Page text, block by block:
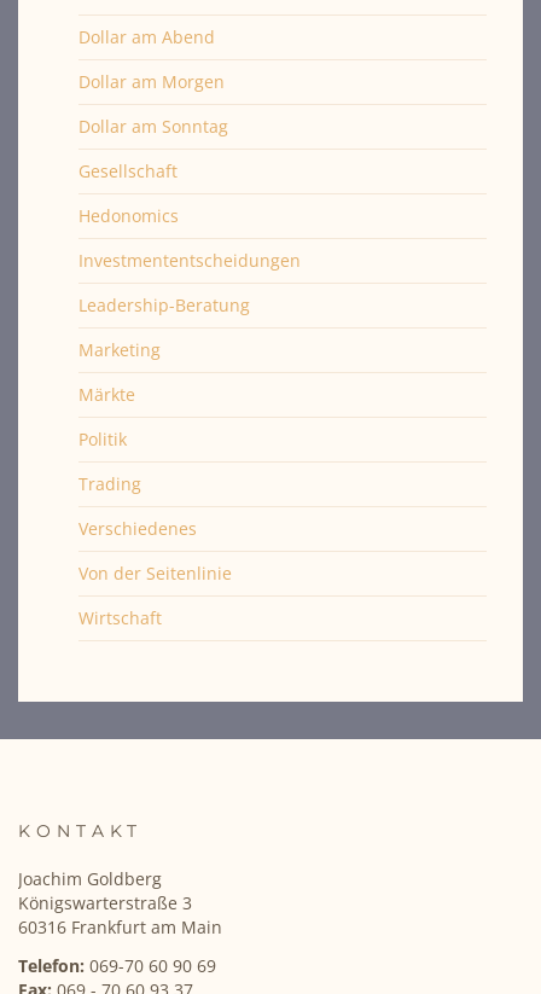
Dollar am Abend
Dollar am Morgen
Dollar am Sonntag
Gesellschaft
Hedonomics
Investmententscheidungen
Leadership-Beratung
Marketing
Märkte
Politik
Trading
Verschiedenes
Von der Seitenlinie
Wirtschaft
KONTAKT
Joachim Goldberg
Königswarterstraße 3
60316 Frankfurt am Main
Telefon: 069-70 60 90 69